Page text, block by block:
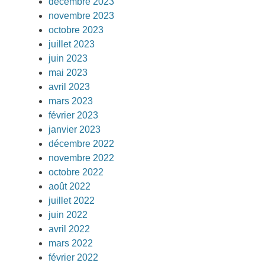
novembre 2023
octobre 2023
juillet 2023
juin 2023
mai 2023
avril 2023
mars 2023
février 2023
janvier 2023
décembre 2022
novembre 2022
octobre 2022
août 2022
juillet 2022
juin 2022
avril 2022
mars 2022
février 2022